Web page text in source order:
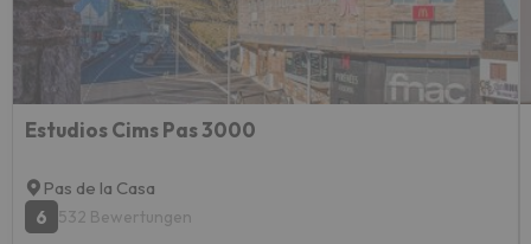
Estudios Cims Pas 3000
Pas de la Casa
6
532 Bewertungen